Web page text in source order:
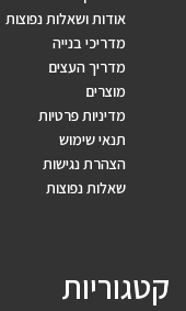
אודות ושאלות נפוצות
מדריכי בנייה
מדריך העצים
מוצרים
מדיניות פרטיות
תנאי שימוש
הצהרת נגישות
שאלות נפוצות
קטגוריות